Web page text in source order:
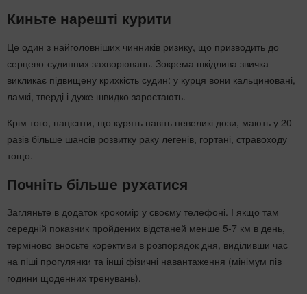
Киньте нарешті курити
Це один з найголовніших чинників ризику, що призводить до
серцево-судинних захворювань. Зокрема шкідлива звичка
викликає підвищену крихкість судин: у курця вони кальциновані,
ламкі, тверді і дуже швидко заростають.
Крім того, пацієнти, що курять навіть невеликі дози, мають у 20
разів більше шансів розвитку раку легенів, гортані, стравоходу
тощо.
Почніть більше рухатися
Загляньте в додаток крокомір у своєму телефоні. І якщо там
середній показник пройдених відстаней менше 5-7 км в день,
терміново вносьте корективи в розпорядок дня, виділивши час
на піші прогулянки та інші фізичні навантаження (мінімум пів
години щоденних тренувань).